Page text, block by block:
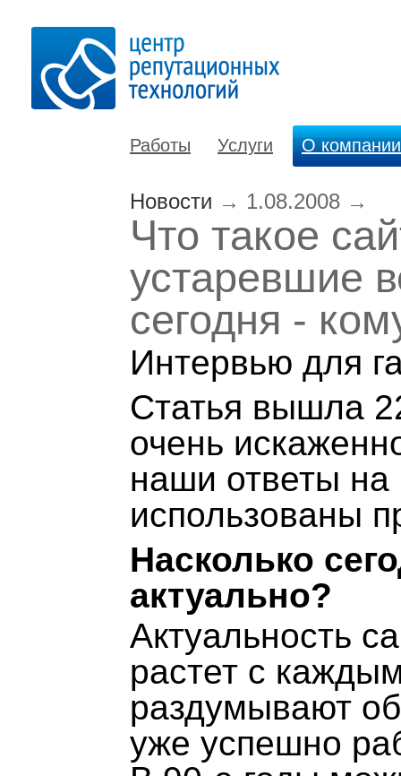
Работы Услуги О компании
Новости → 1.08.2008 →
Что такое
устаревшие
сегодня -
Интервью для
Статья вышла
очень
наши ответы
использованы
Насколько
актуально?
Актуальность
растет с
раздумывают
уже успешно